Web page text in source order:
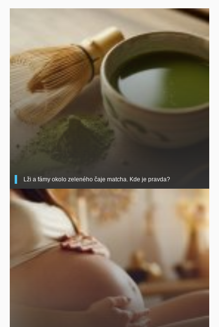
Lži a fámy okolo zeleného čaje matcha. Kde je pravda?